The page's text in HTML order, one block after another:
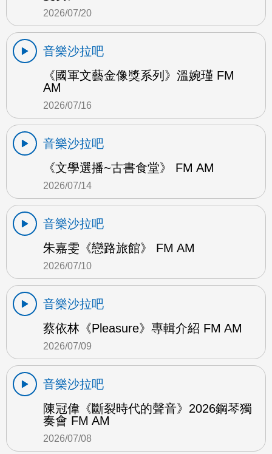
2026/07/20
音樂沙拉吧
《國軍文藝金像獎系列》溫婉瑾 FM
AM
2026/07/16
音樂沙拉吧
《文學選播~古書食堂》 FM AM
2026/07/14
音樂沙拉吧
朱嘉雯《戀路旅館》 FM AM
2026/07/10
音樂沙拉吧
蔡依林《Pleasure》專輯介紹 FM AM
2026/07/09
音樂沙拉吧
陳冠偉《斷裂時代的聲音》2026鋼琴獨
奏會 FM AM
2026/07/08